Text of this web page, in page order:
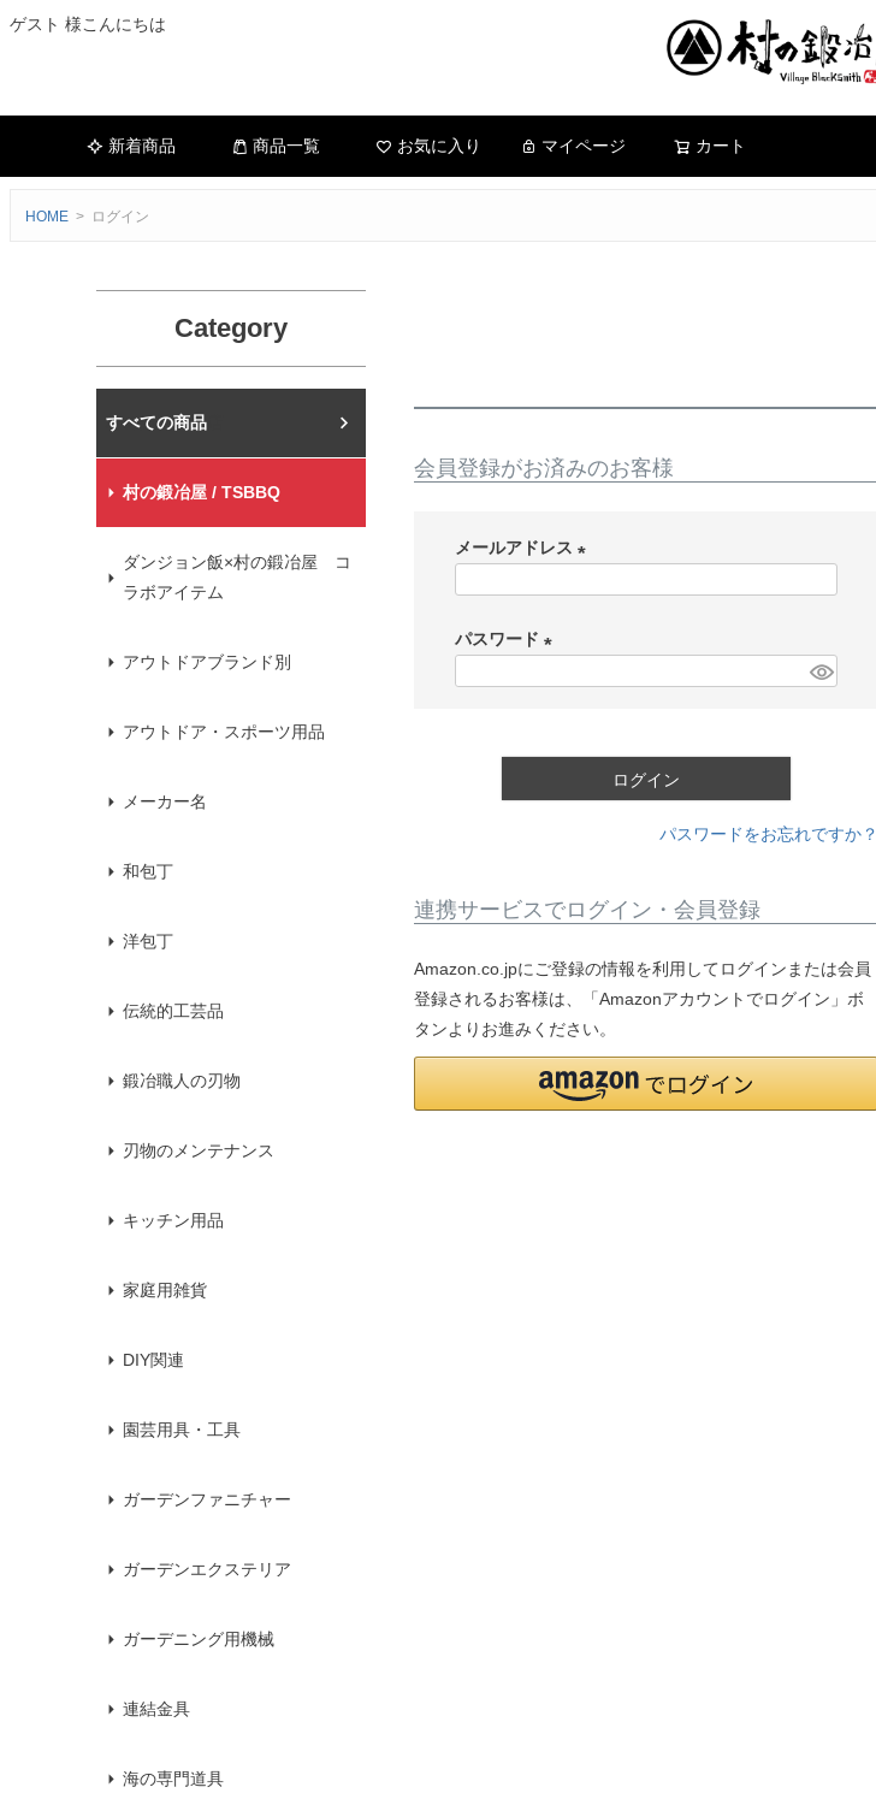
ゲスト 様こんにちは
新着商品 商品一覧 お気に入り マイページ カート
HOME ログイン
Category
村の鍛冶屋本店
村の鍛冶屋 / TSBBQ
ダンジョン飯×村の鍛冶屋 コ
ラボアイテム
アウトドアブランド別
アウトドア・スポーツ用品
メーカー名
和包丁
洋包丁
伝統的工芸品
鍛冶職人の刃物
刃物のメンテナンス
キッチン用品
家庭用雑貨
DIY関連
園芸用具・工具
ガーデンファニチャー
ガーデンエクステリア
ガーデニング用機械
連結金具
海の専門道具
会員登録がお済みのお客様
メールアドレス
パスワード
ログイン
パスワードをお忘れですか？
連携サービスでログイン・会員登録
Amazon.co.jpにご登録の情報を利用してログインまたは会員
登録されるお客様は、「Amazonアカウントでログイン」ボ
タンよりお進みください。